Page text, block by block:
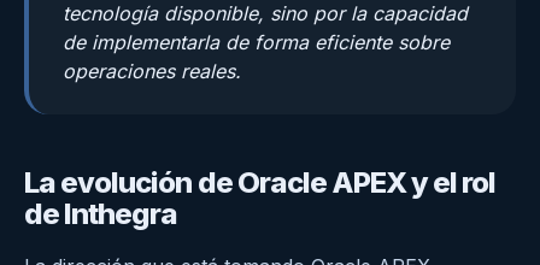
tecnología disponible, sino por la capacidad
de implementarla de forma eficiente sobre
operaciones reales.
La evolución de Oracle APEX y el rol
de Inthegra